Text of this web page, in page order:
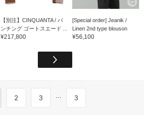
【別注】CINQUANTA / パ
ンチング ゴートスエード ...
¥217,800
[Special order] Jeanik /
Linen 2nd type blouson
¥56,100
2 3 ... 3